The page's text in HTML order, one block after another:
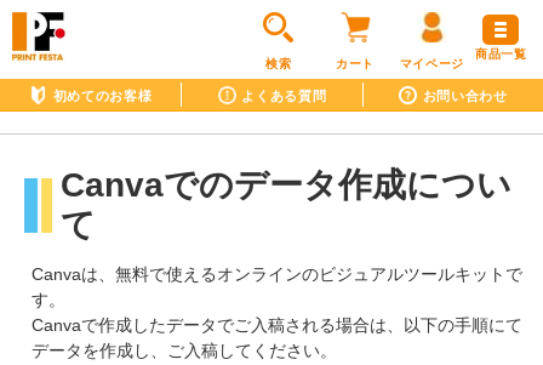
検索 カート マイページ
初めてのお客様 よくある質問 お問い合わせ
商品一覧
Canvaでのデータ作成につい
て
Canvaは、無料で使えるオンラインのビジュアルツールキットで
す。
Canvaで作成したデータでご入稿される場合は、以下の手順にて
データを作成し、ご入稿してください。